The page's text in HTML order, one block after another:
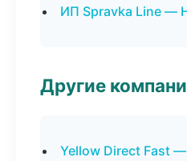
ИП Spravka Line —
Другие
Yellow Direct Fast